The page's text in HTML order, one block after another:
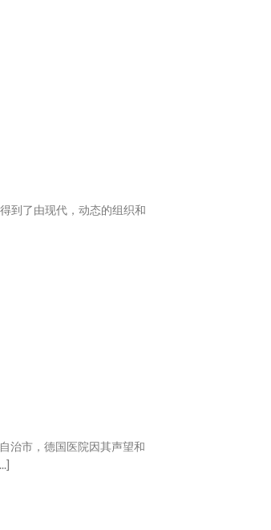
到了由现代，动态的组织和
治市，德国医院因其声望和